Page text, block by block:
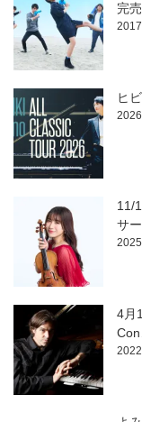
完売
ヒ
11/
サ
4月